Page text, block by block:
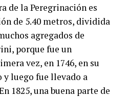
de la Peregrinación es
de 5.40 metros, dividida
agregados de
porque fue un
vez, en 1746, en su
y luego fue llevado a
1825, una buena parte de